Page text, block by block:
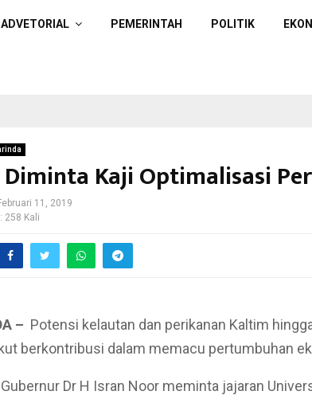
ADVETORIAL PEMERINTAH POLITIK
Kaji Optimalisasi
11, 2019
258 Kali
– Potensi kelautan dan perikanan Kaltim
berkontribusi dalam memacu pertumbuhan
Gubernur Dr H Isran Noor meminta jajaran